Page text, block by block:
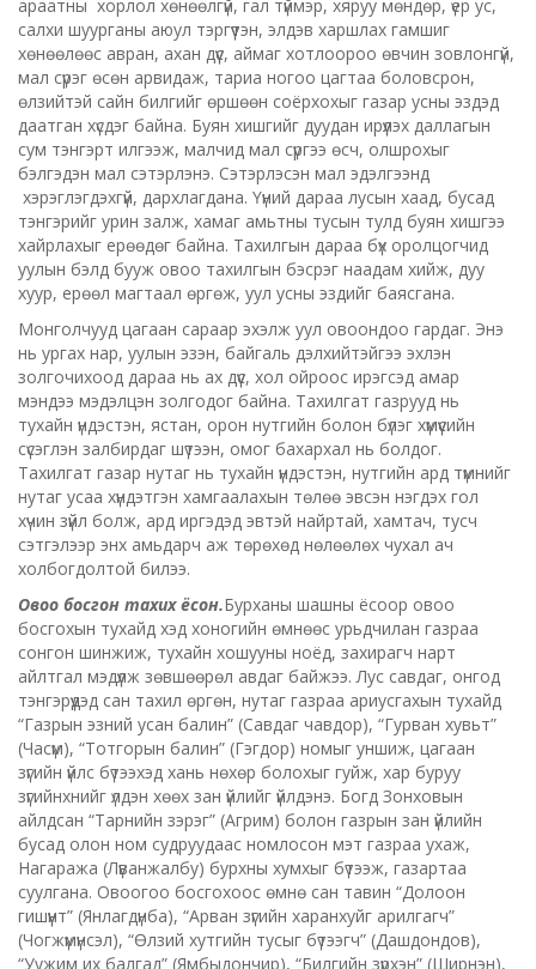
араатны хорлол хөнөөлгүй, гал түймэр, хяруу мөндөр, үер ус,
салхи шуурганы аюул тэргүүтэн, элдэв харшлах гамшиг
хөнөөлөөс авран, ахан дүүс, аймаг хотлоороо өвчин зовлонгүй,
мал сүрэг өсөн арвидаж, тариа ногоо цагтаа боловсрон,
өлзийтэй сайн билгийг өршөөн соёрхохыг газар усны эздэд
даатган хүсдэг байна. Буян хишгийг дуудан ирүүлэх даллагын
сум тэнгэрт илгээж, малчид мал сүргээ өсч, олшрохыг
бэлгэдэн мал сэтэрлэнэ. Сэтэрлэсэн мал эдэлгээнд
хэрэглэгдэхгүй, дархлагдана. Үүний дараа лусын хаад, бусад
тэнгэрийг урин залж, хамаг амьтны тусын тулд буян хишгээ
хайрлахыг ерөөдөг байна. Тахилгын дараа бүх оролцогчид
уулын бэлд бууж овоо тахилгын бэсрэг наадам хийж, дуу
хуур, ерөөл магтаал өргөж, уул усны эздийг баясгана.
Монголчууд цагаан сараар эхэлж уул овоондоо гардаг. Энэ
нь ургах нар, уулын эзэн, байгаль дэлхийтэйгээ эхлэн
золгочихоод дараа нь ах дүүс, хол ойроос ирэгсэд амар
мэндээ мэдэлцэн золгодог байна. Тахилгат газрууд нь
тухайн үндэстэн, ястан, орон нутгийн болон бүлэг хүмүүсийн
сүсэглэн залбирдаг шүтээн, омог бахархал нь болдог.
Тахилгат газар нутаг нь тухайн үндэстэн, нутгийн ард түмнийг
нутаг усаа хүндэтгэн хамгаалахын төлөө эвсэн нэгдэх гол
хүчин зүйл болж, ард иргэдэд эвтэй найртай, хамтач, тусч
сэтгэлээр энх амьдарч аж төрөхөд нөлөөлөх чухал ач
холбогдолтой билээ.
Овоо босгон тахих ёсон.Бурханы шашны ёсоор овоо
босгохын тухайд хэд хоногийн өмнөөс урьдчилан газраа
сонгон шинжиж, тухайн хошууны ноёд, захирагч нарт
айлтгал мэдүүлж зөвшөөрөл авдаг байжээ. Лус савдаг, онгод
тэнгэрүүдэд сан тахил өргөн, нутаг газраа ариусгахын тухайд
“Газрын эзний усан балин” (Савдаг чавдор), “Гурван хувьт”
(Часүм), “Тотгорын балин” (Гэгдор) номыг уншиж, цагаан
зүгийн үйлс бүтээхэд хань нөхөр болохыг гуйж, хар буруу
зүгийнхнийг үлдэн хөөх зан үйлийг үйлдэнэ. Богд Зонховын
айлдсан “Тарнийн зэрэг” (Агрим) болон газрын зан үйлийн
бусад олон ном судруудаас номлосон мэт газраа ухаж,
Нагаража (Лүванжалбу) бурхны хумхыг бүтээж, газартаа
суулгана. Овоогоо босгохоос өмнө сан тавин “Долоон
гишүүнт” (Янлагдүнба), “Арван зүгийн харанхуйг арилгагч”
(Чогжүмүнсэл), “Өлзий хутгийн тусыг бүтээгч” (Дашдондов),
“Уужим их балгад” (Ямбыдончир), “Билгийн зүрхэн” (Ширнэн),